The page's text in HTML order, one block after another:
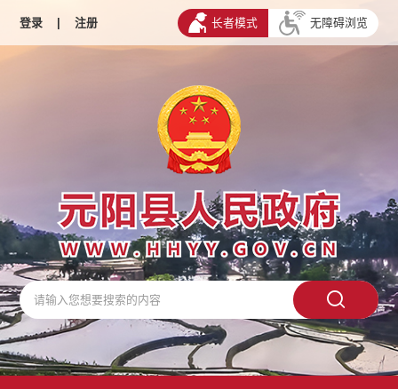
登录 | 注册 长者模式 无障碍浏览